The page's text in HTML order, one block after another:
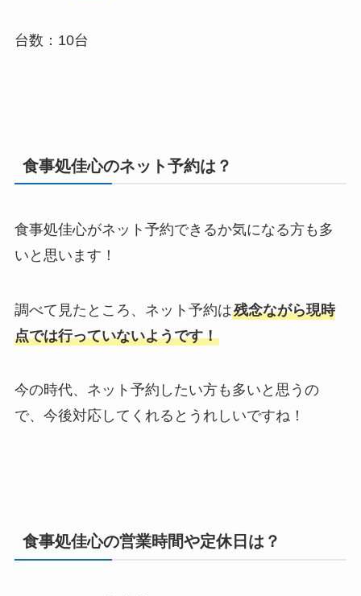
台数：10台
食事処佳心のネット予約は？
食事処佳心がネット予約できるか気になる方も多
いと思います！
調べて見たところ、ネット予約は残念ながら現時
点では行っていないようです！
今の時代、ネット予約したい方も多いと思うの
で、今後対応してくれるとうれしいですね！
食事処佳心の営業時間や定休日は？